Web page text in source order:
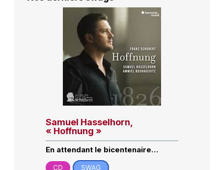
Samuel Hasselhorn,
« Hoffnung »
En attendant le bicentenaire…
CD SWAG